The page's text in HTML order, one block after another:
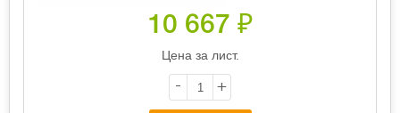
10 667 ₽
Цена за лист.
- +